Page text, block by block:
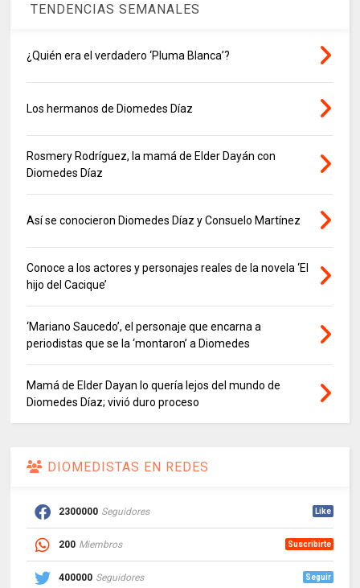
TENDENCIAS SEMANALES
¿Quién era el verdadero ‘Pluma Blanca’?
Los hermanos de Diomedes Díaz
Rosmery Rodríguez, la mamá de Elder Dayán con
Diomedes Díaz
Así se conocieron Diomedes Díaz y Consuelo Martínez
Conoce a los actores y personajes reales de la novela ‘El
hijo del Cacique’
‘Mariano Saucedo’, el personaje que encarna a
periodistas que se la ‘montaron’ a Diomedes
Mamá de Elder Dayan lo quería lejos del mundo de
Diomedes Díaz; vivió duro proceso
DIOMEDISTAS EN REDES
2300000 Seguidores Like
200 Miembros Suscribirte
400000 Seguidores Seguir